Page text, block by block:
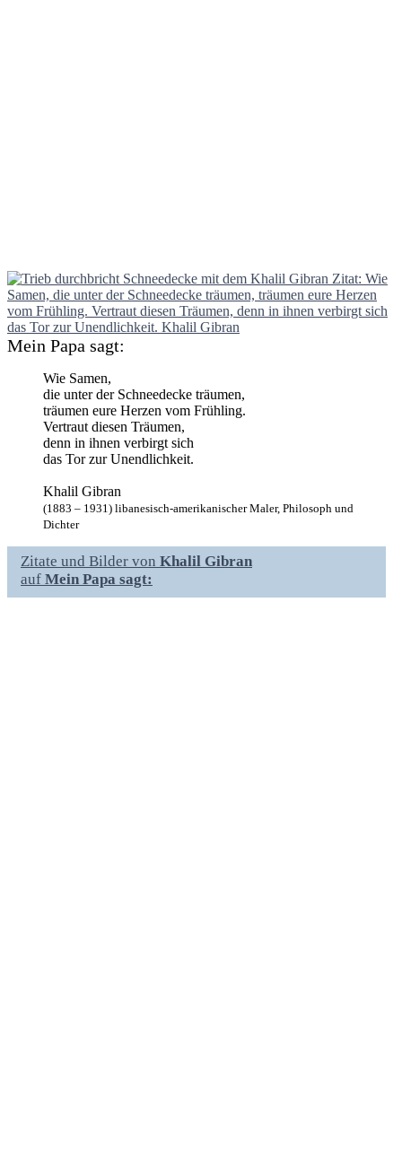
Mein Papa sagt:
Wie Samen,
die unter der Schneedecke träumen,
träumen eure Herzen vom Frühling.
Vertraut diesen Träumen,
denn in ihnen verbirgt sich
das Tor zur Unendlichkeit.
Khalil Gibran
(1883 – 1931) libanesisch-amerikanischer Maler, Philosoph und
Dichter
Zitate und Bilder von Khalil Gibran
auf Mein Papa sagt: